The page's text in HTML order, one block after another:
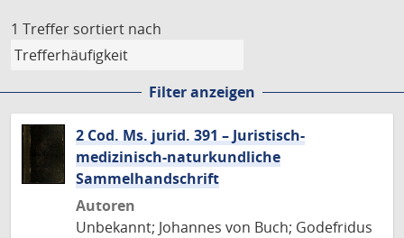
1 Treffer sortiert nach
Filter anzeigen
2 Cod. Ms. jurid. 391 – Juristisch-
medizinisch-naturkundliche
Sammelhandschrift
Autoren
Unbekannt; Johannes von Buch; Godefridus